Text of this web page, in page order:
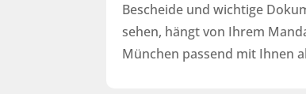
Bescheide und wichtige
sehen, hängt von Ihrem
München passend mit Ihnen